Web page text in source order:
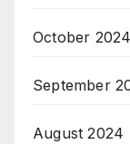
October 2024
September
August 2024